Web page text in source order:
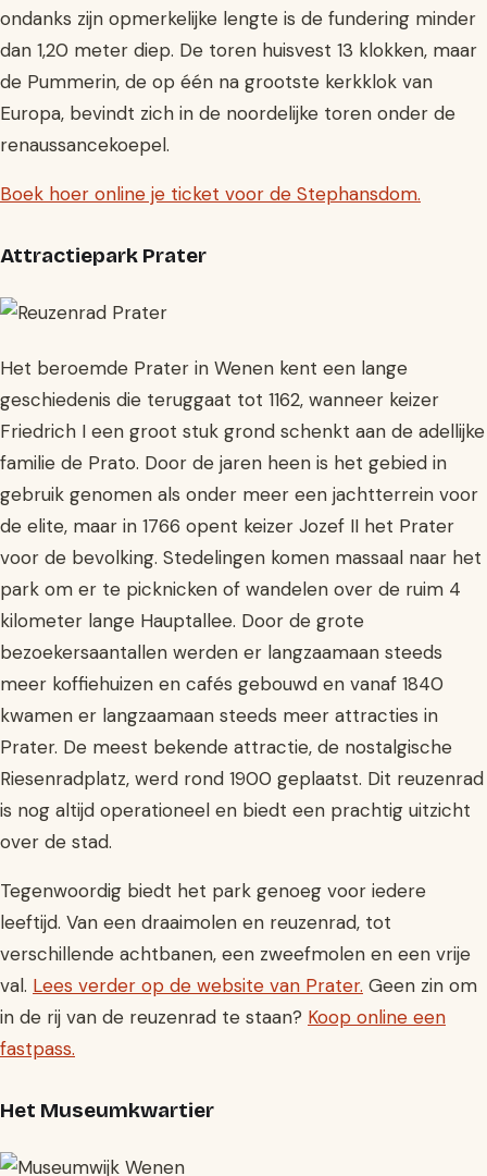
ondanks zijn opmerkelijke lengte is de fundering minder
dan 1,20 meter diep. De toren huisvest 13 klokken, maar
de Pummerin, de op één na grootste kerkklok van
Europa, bevindt zich in de noordelijke toren onder de
renaussancekoepel.
Boek hoer online je ticket voor de Stephansdom.
Attractiepark Prater
Het beroemde Prater in Wenen kent een lange
geschiedenis die teruggaat tot 1162, wanneer keizer
Friedrich I een groot stuk grond schenkt aan de adellijke
familie de Prato. Door de jaren heen is het gebied in
gebruik genomen als onder meer een jachtterrein voor
de elite, maar in 1766 opent keizer Jozef II het Prater
voor de bevolking. Stedelingen komen massaal naar het
park om er te picknicken of wandelen over de ruim 4
kilometer lange Hauptallee. Door de grote
bezoekersaantallen werden er langzaamaan steeds
meer koffiehuizen en cafés gebouwd en vanaf 1840
kwamen er langzaamaan steeds meer attracties in
Prater. De meest bekende attractie, de nostalgische
Riesenradplatz, werd rond 1900 geplaatst. Dit reuzenrad
is nog altijd operationeel en biedt een prachtig uitzicht
over de stad.
Tegenwoordig biedt het park genoeg voor iedere
leeftijd. Van een draaimolen en reuzenrad, tot
verschillende achtbanen, een zweefmolen en een vrije
val. Lees verder op de website van Prater. Geen zin om
in de rij van de reuzenrad te staan? Koop online een
fastpass.
Het Museumkwartier